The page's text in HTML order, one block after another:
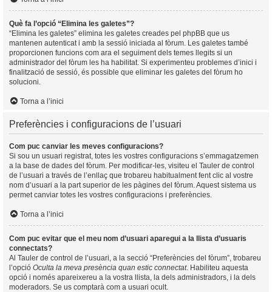
Què fa l’opció “Elimina les galetes”?
“Elimina les galetes” elimina les galetes creades pel phpBB que us
mantenen autenticat i amb la sessió iniciada al fòrum. Les galetes també
proporcionen funcions com ara el seguiment dels temes llegits si un
administrador del fòrum les ha habilitat. Si experimenteu problemes d’inici i
finalització de sessió, és possible que eliminar les galetes del fòrum ho
solucioni.
Torna a l’inici
Preferències i configuracions de l’usuari
Com puc canviar les meves configuracions?
Si sou un usuari registrat, totes les vostres configuracions s’emmagatzemen
a la base de dades del fòrum. Per modificar-les, visiteu el Tauler de control
de l’usuari a través de l’enllaç que trobareu habitualment fent clic al vostre
nom d’usuari a la part superior de les pàgines del fòrum. Aquest sistema us
permet canviar totes les vostres configuracions i preferències.
Torna a l’inici
Com puc evitar que el meu nom d’usuari aparegui a la llista d’usuaris
connectats?
Al Tauler de control de l’usuari, a la secció “Preferències del fòrum”, trobareu
l’opció Oculta la meva presència quan estic connectat. Habiliteu aquesta
opció i només apareixereu a la vostra llista, la dels administradors, i la dels
moderadors. Se us comptarà com a usuari ocult.